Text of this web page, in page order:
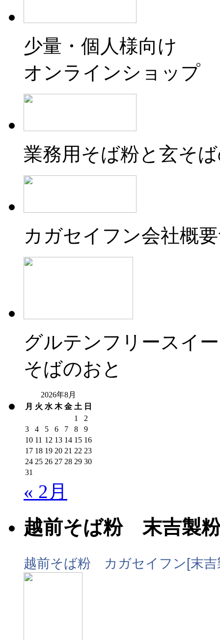
少量・個人様向け
オンラインショップ
業務用そば粉と玄そ
カガセイフン会社概
グルテンフリースイ
そばのおと
2026年8月
月 火 水 木 金 土 日
1
2
3
4 5 6 7 8
9
10 11 12 13 14 15 16
17 18 19 20 21 22 23
24 25 26 27 28 29 30
31
« 2月
越前そば粉 末吉製
越前そば粉 カガセイフン[末吉